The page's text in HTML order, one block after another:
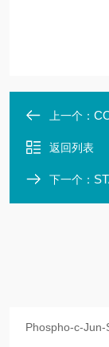
上一个：
返回列表
下一个：